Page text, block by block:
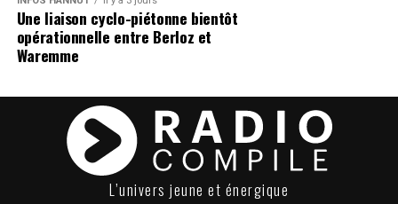
Une liaison cyclo-piétonne bientôt
opérationnelle entre Berloz et
Waremme
L’univers jeune et énergique